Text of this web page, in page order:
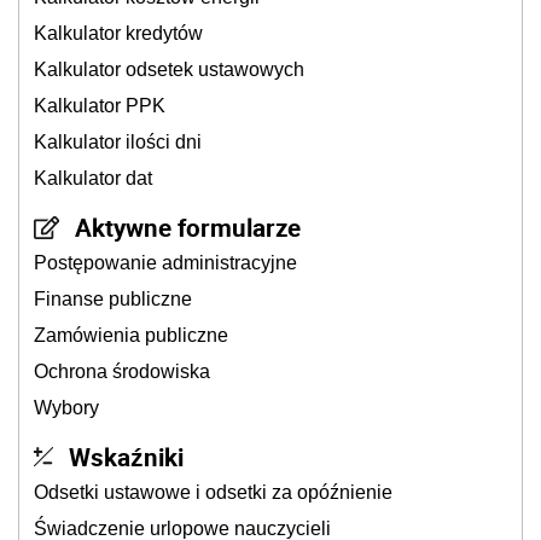
Kalkulator kredytów
Kalkulator odsetek ustawowych
Kalkulator PPK
Kalkulator ilości dni
Kalkulator dat
Aktywne formularze
Postępowanie administracyjne
Finanse publiczne
Zamówienia publiczne
Ochrona środowiska
Wybory
Wskaźniki
Odsetki ustawowe i odsetki za opóźnienie
Świadczenie urlopowe nauczycieli